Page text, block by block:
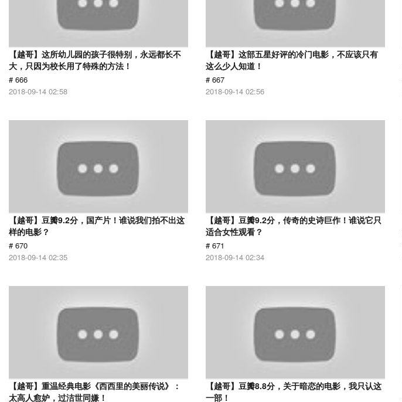
【越哥】这所幼儿园的孩子很特别，永远都长不
大，只因为校长用了特殊的方法！
# 666
2018-09-14 02:58
【越哥】这部五星好评的冷门电影，不应该只有
这么少人知道！
# 667
2018-09-14 02:56
【越哥】豆瓣9.2分，国产片！谁说我们拍不出这
样的电影？
# 670
2018-09-14 02:35
【越哥】豆瓣9.2分，传奇的史诗巨作！谁说它只
适合女性观看？
# 671
2018-09-14 02:34
【越哥】重温经典电影《西西里的美丽传说》：
太高人愈妒，过洁世同嫌！
【越哥】豆瓣8.8分，关于暗恋的电影，我只认这
一部！